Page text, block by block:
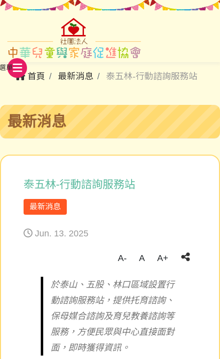
首頁 最新消息 泰五林-行動諮詢服務站
最新消息
泰五林-行動諮詢服務站
最新消息
Jun. 13. 2025
A- A A+
於泰山、五股、林口區域設置行
動諮詢服務站，提供托育諮詢、
保母媒合諮詢及育兒教養諮詢等
服務，方便民眾與中心直接面對
面，即時獲得資訊。